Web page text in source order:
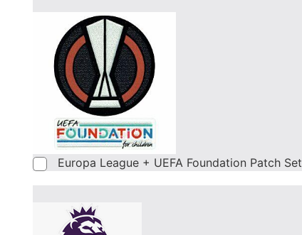
Europa League + UEFA Foundation Patch Set